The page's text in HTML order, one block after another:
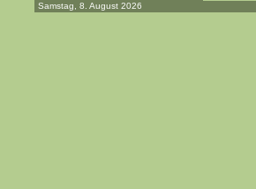
Samstag, 8. August 2026